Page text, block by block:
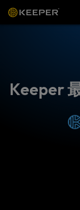
Keeper